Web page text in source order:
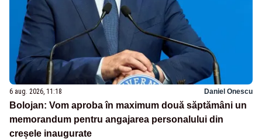
6 aug. 2026, 11:18 Daniel Onescu
Bolojan: Vom aproba în maximum două săptămâni un
memorandum pentru angajarea personalului din
creșele inaugurate